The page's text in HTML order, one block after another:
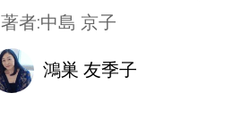
著者:中島 京子
鴻巣 友季子